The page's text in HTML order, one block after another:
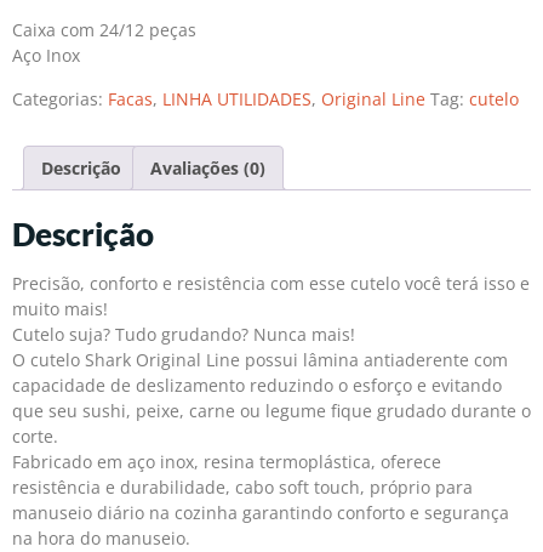
Caixa com 24/12 peças
Aço Inox
Categorias: Facas, LINHA UTILIDADES, Original Line Tag: cutelo
Descrição Avaliações (0)
Descrição
Precisão, conforto e resistência com esse cutelo você terá isso e
muito mais!
Cutelo suja? Tudo grudando? Nunca mais!
O cutelo Shark Original Line possui lâmina antiaderente com
capacidade de deslizamento reduzindo o esforço e evitando
que seu sushi, peixe, carne ou legume fique grudado durante o
corte.
Fabricado em aço inox, resina termoplástica, oferece
resistência e durabilidade, cabo soft touch, próprio para
manuseio diário na cozinha garantindo conforto e segurança
na hora do manuseio.